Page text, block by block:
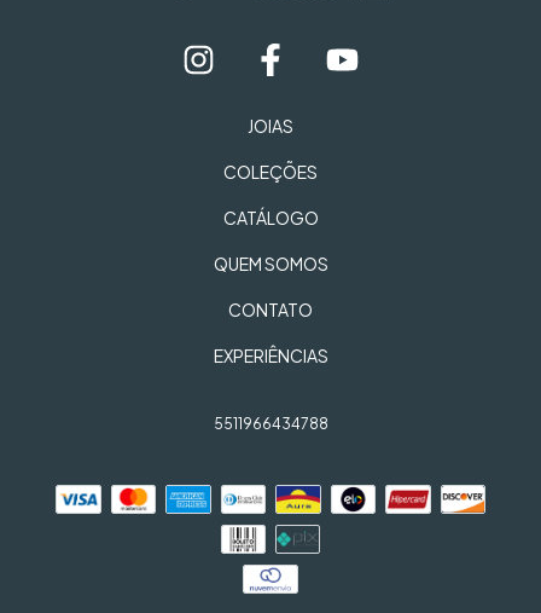
JOIAS
COLEÇÕES
CATÁLOGO
QUEM SOMOS
CONTATO
EXPERIÊNCIAS
5511966434788